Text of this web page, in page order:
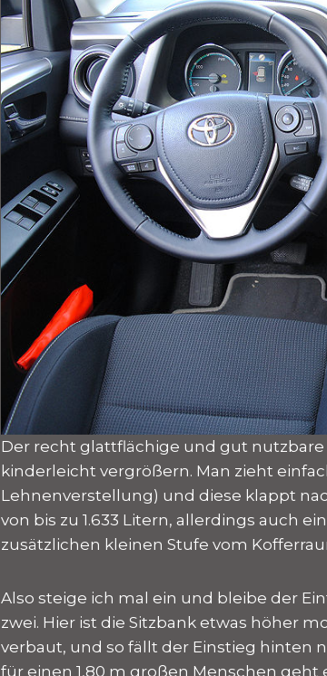
Der recht glattflächige und gut nutzbare
kinderleicht vergrößern. Man zieht
Lehnenverstellung) und diese klappt
von bis zu 1.633 Litern, allerdings auch
zusätzlichen kleinen Stufe vom
Also steige ich mal ein und bleibe der
zwei. Hier ist die Sitzbank etwas höher
verbaut, und so fällt der Einstieg hinten
für einen 1,80 m großen Menschen geht